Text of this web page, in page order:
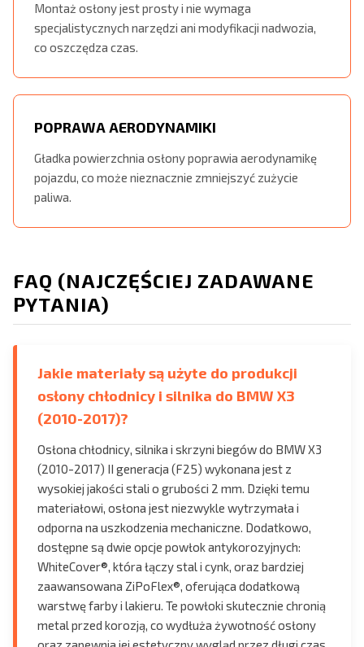
Montaż osłony jest prosty i nie wymaga
specjalistycznych narzędzi ani modyfikacji nadwozia,
co oszczędza czas.
POPRAWA AERODYNAMIKI
Gładka powierzchnia osłony poprawia aerodynamikę
pojazdu, co może nieznacznie zmniejszyć zużycie
paliwa.
FAQ (NAJCZĘŚCIEJ ZADAWANE
PYTANIA)
Jakie materiały są użyte do produkcji
osłony chłodnicy i silnika do BMW X3
(2010-2017)?
Osłona chłodnicy, silnika i skrzyni biegów do BMW X3
(2010-2017) II generacja (F25) wykonana jest z
wysokiej jakości stali o grubości 2 mm. Dzięki temu
materiałowi, osłona jest niezwykle wytrzymała i
odporna na uszkodzenia mechaniczne. Dodatkowo,
dostępne są dwie opcje powłok antykorozyjnych:
WhiteCover®, która łączy stal i cynk, oraz bardziej
zaawansowana ZiPoFlex®, oferująca dodatkową
warstwę farby i lakieru. Te powłoki skutecznie chronią
metal przed korozją, co wydłuża żywotność osłony